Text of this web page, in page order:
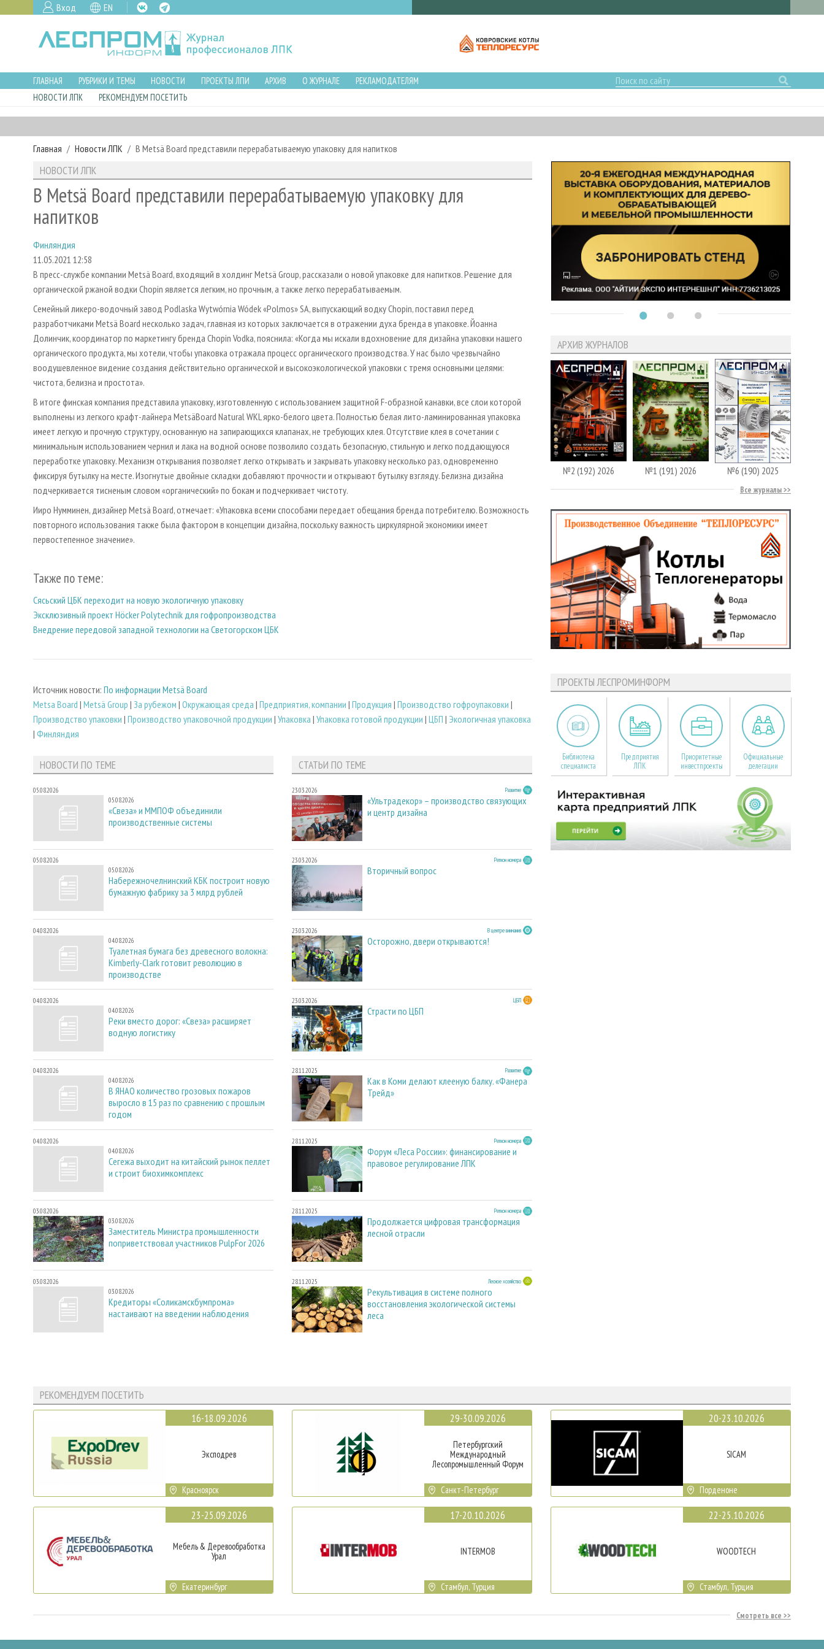
Вход EN
ГЛАВНАЯ РУБРИКИ И ТЕМЫ НОВОСТИ ПРОЕКТЫ ЛПИ АРХИВ О ЖУРНАЛЕ
РЕКЛАМОДАТЕЛЯМ
НОВОСТИ ЛПК
РЕКОМЕНДУЕМ ПОСЕТИТЬ
Главная Новости ЛПК В Metsä Board представили перерабатываемую упаковку для напитков
НОВОСТИ ЛПК
В Metsä Board представили перерабатываемую упаковку для
напитков
Финляндия
11.05.2021 12:58
В пресс-службе компании Metsä Board, входящий в холдинг Metsä Group, рассказали о новой упаковке для напитков. Решение для
органической ржаной водки Chopin является легким, но прочным, а также легко перерабатываемым.
Семейный ликеро-водочный завод Podlaska Wytwórnia Wódek «Polmos» SA, выпускающий водку Chopin, поставил перед
разработчиками Metsä Board несколько задач, главная из которых заключается в отражении духа бренда в упаковке. Йоанна
Долинчик, координатор по маркетингу бренда Chopin Vodka, пояснила: «Когда мы искали вдохновение для дизайна упаковки нашего
органического продукта, мы хотели, чтобы упаковка отражала процесс органического производства. У нас было чрезвычайно
воодушевленное видение создания действительно органической и высокоэкологической упаковки с тремя основными целями:
чистота, белизна и простота».
В итоге финская компания представила упаковку, изготовленную с использованием защитной F-образной канавки, все слои которой
выполнены из легкого крафт-лайнера MetsäBoard Natural WKL ярко-белого цвета. Полностью белая лито-ламинированная упаковка
имеет легкую и прочную структуру, основанную на запирающихся клапанах, не требующих клея. Отсутствие клея в сочетании с
минимальным использованием чернил и лака на водной основе позволило создать безопасную, стильную и легко поддающуюся
переработке упаковку. Механизм открывания позволяет легко открывать и закрывать упаковку несколько раз, одновременно
фиксируя бутылку на месте. Изогнутые двойные складки добавляют прочности и открывают бутылку взгляду. Белизна дизайна
подчеркивается тисненым словом «органический» по бокам и подчеркивает чистоту.
Ииро Нумминен, дизайнер Metsä Board, отмечает: «Упаковка всеми способами передает обещания бренда потребителю. Возможность
повторного использования также была фактором в концепции дизайна, поскольку важность циркулярной экономики имеет
первостепенное значение».
Также по теме:
Сясьский ЦБК переходит на новую экологичную упаковку
Эксклюзивный проект Höcker Polytechnik для гофропроизводства
Внедрение передовой западной технологии на Светогорском ЦБК
Источник новости: По информации Metsä Board
Metsa Board | Metsä Group | За рубежом | Окружающая среда | Предприятия, компании | Продукция | Производство гофроупаковки |
Производство упаковки | Производство упаковочной продукции | Упаковка | Упаковка готовой продукции | ЦБП | Экологичная упаковка
| Финляндия
НОВОСТИ ПО ТЕМЕ
05.08.2026
05.08.2026
«Свеза» и ММПОФ объединили
производственные системы
05.08.2026
05.08.2026
Набережночелнинский КБК построит новую
бумажную фабрику за 3 млрд рублей
04.08.2026
04.08.2026
Туалетная бумага без древесного волокна:
Kimberly-Clark готовит революцию в
производстве
04.08.2026
04.08.2026
Реки вместо дорог: «Свеза» расширяет
водную логистику
04.08.2026
04.08.2026
В ЯНАО количество грозовых пожаров
выросло в 15 раз по сравнению с прошлым
годом
04.08.2026
04.08.2026
Сегежа выходит на китайский рынок пеллет
и строит биохимкомплекс
03.08.2026
03.08.2026
Заместитель Министра промышленности
поприветствовал участников PulpFor 2026
03.08.2026
03.08.2026
Кредиторы «Соликамскбумпрома»
настаивают на введении наблюдения
СТАТЬИ ПО ТЕМЕ
23.03.2026 Развитие
«Ультрадекор» – производство связующих
и центр дизайна
23.03.2026 Регион номера
Вторичный вопрос
23.03.2026 В центре внимания
Осторожно, двери открываются!
23.03.2026 ЦБП
Страсти по ЦБП
28.11.2025 Развитие
Как в Коми делают клееную балку. «Фанера
Трейд»
28.11.2025 Регион номера
Форум «Леса России»: финансирование и
правовое регулирование ЛПК
28.11.2025 Регион номера
Продолжается цифровая трансформация
лесной отрасли
28.11.2025 Лесное хозяйство
Рекультивация в системе полного
восстановления экологической системы
леса
АРХИВ ЖУРНАЛОВ
№2 (192) 2026 №1 (191) 2026 №6 (190) 2025
Все журналы
ПРОЕКТЫ ЛЕСПРОМИНФОРМ
Библиотека
специалиста
Предприятия
ЛПК
Приоритетные
инвестпроекты
Официальные
делегации
РЕКОМЕНДУЕМ ПОСЕТИТЬ
16-18.09.2026
Эксподрев
Красноярск
23-25.09.2026
Мебель & Деревообработка
Урал
Екатеринбург
29-30.09.2026
Петербургский
Международный
Лесопромышленный Форум
Санкт-Петербург
17-20.10.2026
INTERMOB
Стамбул, Турция
20-23.10.2026
SICAM
Порденоне
22-25.10.2026
WOODTECH
Стамбул, Турция
Смотреть все